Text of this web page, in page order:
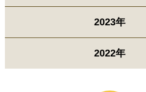
2023年
2022年